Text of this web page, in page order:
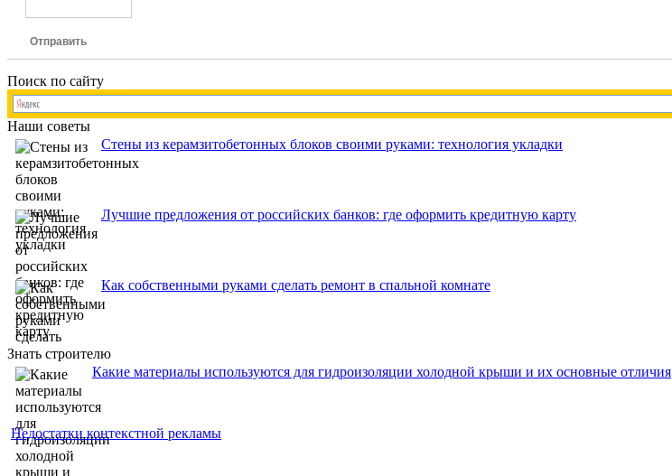
Отправить
Поиск по сайту
Наши советы
Стены из керамзитобетонных блоков своими руками: технология укладки
Лучшие предложения от российских банков: где оформить кредитную карту
Как собственными руками сделать ремонт в спальной комнате
Знать строителю
Какие материалы используются для гидроизоляции холодной крыши и их основные отличия
Недостатки контекстной рекламы